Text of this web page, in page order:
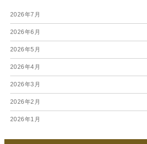
2026年7月
2026年6月
2026年5月
2026年4月
2026年3月
2026年2月
2026年1月